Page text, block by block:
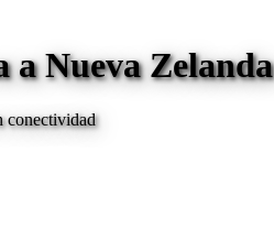
a Nueva Zelanda
conectividad